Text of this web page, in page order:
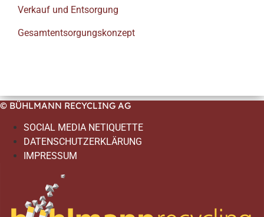
Verkauf und Entsorgung
Gesamtentsorgungskonzept
© BÜHLMANN RECYCLING AG
SOCIAL MEDIA NETIQUETTE
DATENSCHUTZERKLÄRUNG
IMPRESSUM